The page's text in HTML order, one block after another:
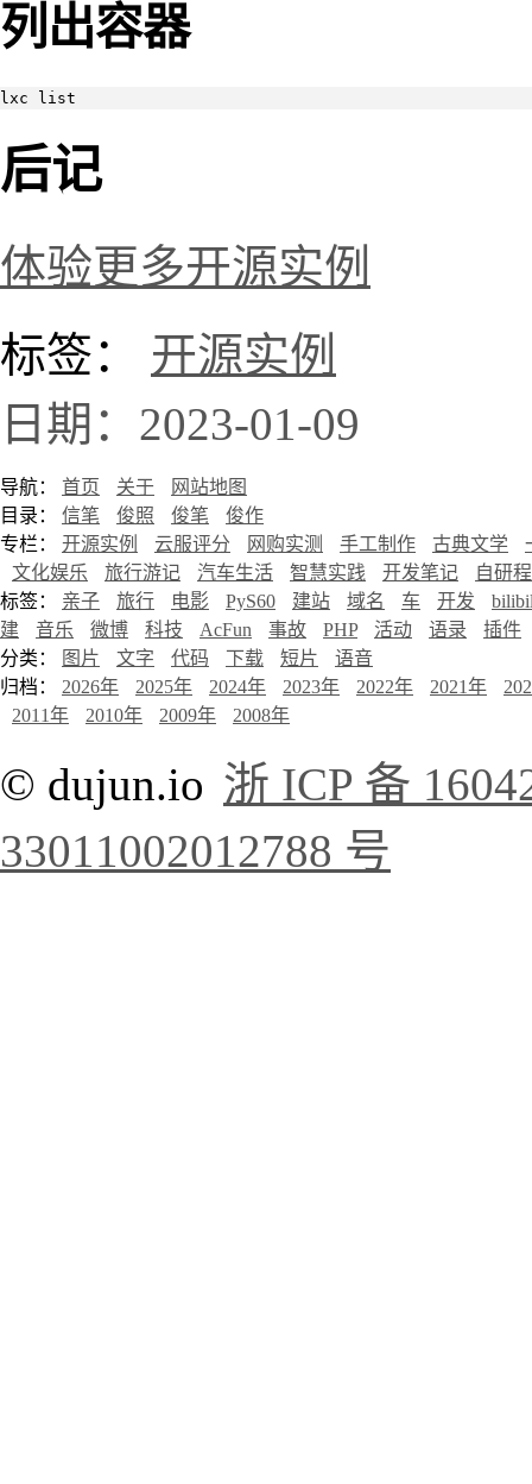
列出容器
lxc list
后记
体验更多开源实例
标签： 开源实例
日期：2023-01-09
导航： 首页 关于
网站地图
目录： 信笔 俊照 俊笔
俊作
专栏： 开源实例 云服评分 网购实测 手工制作 古典文学
文化娱乐
旅行游记 汽车生活 智慧实践 开发笔记
自研
标签： 亲子 旅行 电影 PyS60 建站 域名 车 开发
建
音乐 微博 科技 AcFun 事故 PHP 活动 语录
插件
分类：
图片 文字 代码 下载 短片
语音
归档： 2026年 2025年 2024年 2023年 2022年 2021年
2011年
2010年 2009年 2008年
© dujun.io 浙 ICP 备
33011002012788 号